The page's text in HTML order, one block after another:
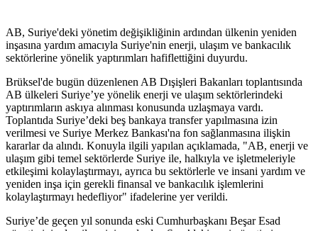
AB, Suriye'deki yönetim değişikliğinin ardından ülkenin yeniden
inşasına yardım amacıyla Suriye'nin enerji, ulaşım ve bankacılık
sektörlerine yönelik yaptırımları hafiflettiğini duyurdu.
Brüksel'de bugün düzenlenen AB Dışişleri Bakanları toplantısında
AB ülkeleri Suriye’ye yönelik enerji ve ulaşım sektörlerindeki
yaptırımların askıya alınması konusunda uzlaşmaya vardı.
Toplantıda Suriye’deki beş bankaya transfer yapılmasına izin
verilmesi ve Suriye Merkez Bankası'na fon sağlanmasına ilişkin
kararlar da alındı. Konuyla ilgili yapılan açıklamada, "AB, enerji ve
ulaşım gibi temel sektörlerde Suriye ile, halkıyla ve işletmeleriyle
etkileşimi kolaylaştırmayı, ayrıca bu sektörlerle ve insani yardım ve
yeniden inşa için gerekli finansal ve bankacılık işlemlerini
kolaylaştırmayı hedefliyor" ifadelerine yer verildi.
Suriye’de geçen yıl sonunda eski Cumhurbaşkanı Beşar Esad